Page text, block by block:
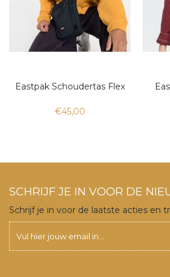
Eastpak Schoudertas Flex
€45,00
SCHRIJF JE IN VOOR DE
Schrijf je in voor de laatste acties en